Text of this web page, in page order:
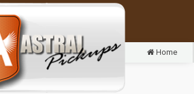
Home